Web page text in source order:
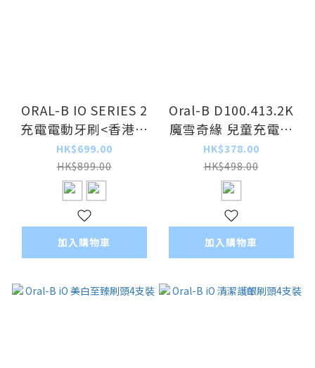
ORAL-B IO SERIES 2
充電電動牙刷<香港行
貨>
HK$699.00
HK$899.00
加入購物車
Oral-B D100.413.2K
魔雪奇緣 兒童充電電
動牙刷 <香港行貨>
HK$378.00
HK$498.00
加入購物車